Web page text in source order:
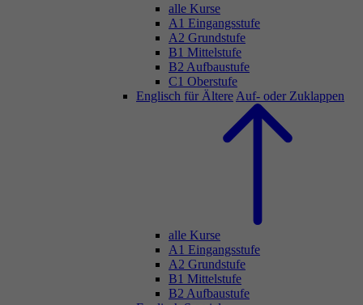
alle Kurse
A1 Eingangsstufe
A2 Grundstufe
B1 Mittelstufe
B2 Aufbaustufe
C1 Oberstufe
Englisch für Ältere Auf- oder Zuklappen
alle Kurse
A1 Eingangsstufe
A2 Grundstufe
B1 Mittelstufe
B2 Aufbaustufe